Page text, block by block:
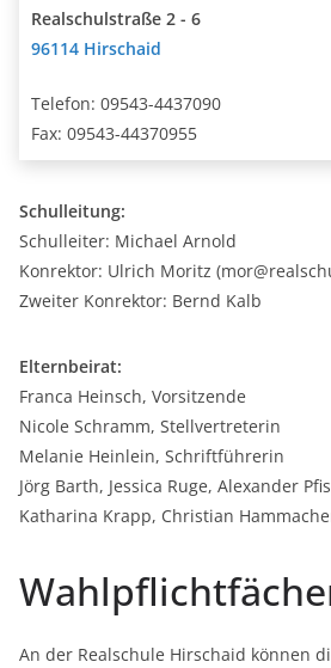
Realschulstraße 2 - 6
96114 Hirschaid
Telefon: 09543-4437090
Fax: 09543-44370955
Schulleitung:
Schulleiter: Michael Arnold
Konrektor: Ulrich Moritz
Zweiter Konrektor: Bernd Kalb
Elternbeirat:
Franca Heinsch, Vorsitzende
Nicole Schramm, Stellvertreterin
Melanie Heinlein, Schriftführerin
Jörg Barth, Jessica Ruge, Alexander
Katharina Krapp, Christian
An der Realschule Hirschaid können